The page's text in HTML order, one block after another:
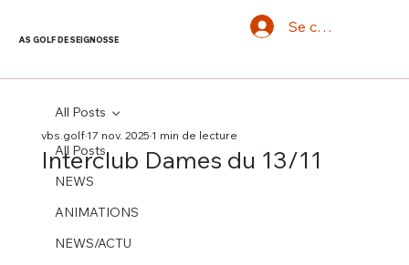
AS GOLF DE SEIGNOSSE
Se connecter
All Posts
NEWS
ANIMATIONS
NEWS/ACTU
All Posts
Interclub Dames du 13/11
vbs.golf17 nov. 20251 min de lecture